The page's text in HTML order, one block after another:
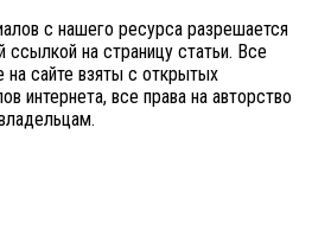
с нашего ресурса разрешается
ссылкой на страницу статьи. Все
на сайте взяты с открытых
интернета, все права на авторство